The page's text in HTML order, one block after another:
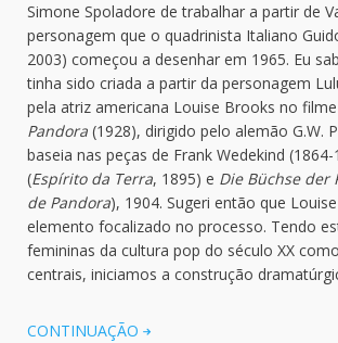
Simone Spoladore de trabalhar a partir de
personagem que o quadrinista Italiano
2003) começou a desenhar em 1965. Eu
tinha sido criada a partir da personagem
pela atriz americana Louise Brooks no filme
Pandora (1928), dirigido pelo alemão G.W.
baseia nas peças de Frank Wedekind (1864-
(Espírito da Terra, 1895) e Die Büchse der
de Pandora), 1904. Sugeri então que
elemento focalizado no processo. Tendo
femininas da cultura pop do século XX
centrais, iniciamos a construção
CONTINUAÇÃO